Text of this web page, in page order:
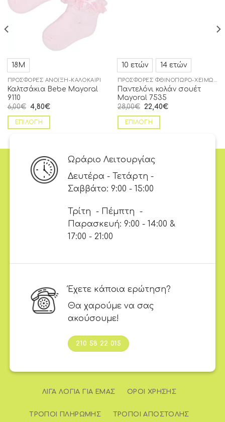
18Μ
ΠΡΟΣΦΟΡΈΣ ΆΝΟΙΞΗ-ΚΑΛΟΚΑΊΡΙ
Καλτσάκια Bebe Mayoral
9110
6,00€ 4,80€
ΕΠΙΛΟΓΉ
10 ετών 14 ετών
Παντελόνι κολάν σουέτ
Mayoral 7535
28,00€ 22,40€
ΕΠΙΛΟΓΉ
Ωράριο Λειτουργίας
Δευτέρα - Τετάρτη -
Σαββάτο: 9:00 - 15:00
Τρίτη - Πέμπτη -
Παρασκευή: 9:00 - 14:00 &
17:00 - 21:00
Έχετε κάποια ερώτηση?
Θα χαρούμε να σας
ακούσουμε!
210 58 22 015
ΛΊΓΑ ΛΌΓΙΑ ΓΙΑ ΕΜΆΣ ΌΡΟΙ ΧΡΉΣΗΣ
ΤΡΌΠΟΙ ΠΛΗΡΩΜΉΣ ΤΡΌΠΟΙ ΑΠΟΣΤΟΛΉΣ